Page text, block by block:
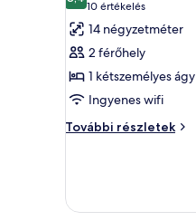
összes
képének
megtekintése:
Standard
szoba
kétszemélyes
10-ből 8,4
10 értékelés
(10
értékelés)
14 négyzetméter
2 férőhely
1 kétszemélyes
Ingyenes wifi
További részletek
Standard
részletei